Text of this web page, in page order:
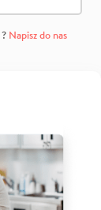
? Napisz do nas